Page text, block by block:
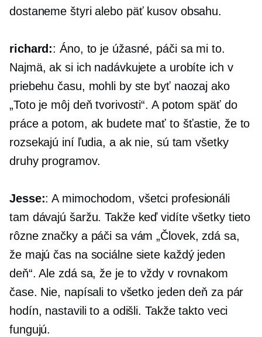
dostaneme štyri alebo päť kusov obsahu.
richard:: Áno, to je úžasné, páči sa mi to.
Najmä, ak si ich nadávkujete a urobíte ich v
priebehu času, mohli by ste byť naozaj ako
„Toto je môj deň tvorivosti“. A potom späť do
práce a potom, ak budete mať to šťastie, že to
rozsekajú iní ľudia, a ak nie, sú tam všetky
druhy programov.
Jesse:: A mimochodom, všetci profesionáli
tam dávajú šaržu. Takže keď vidíte všetky tieto
rôzne značky a páči sa vám „Človek, zdá sa,
že majú čas na sociálne siete každý jeden
deň“. Ale zdá sa, že je to vždy v rovnakom
čase. Nie, napísali to všetko jeden deň za pár
hodín, nastavili to a odišli. Takže takto veci
fungujú.